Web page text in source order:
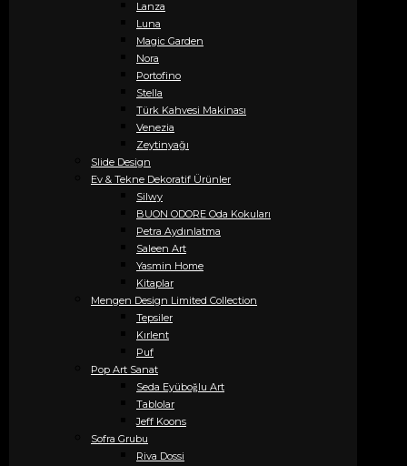
Lanza
Luna
Magic Garden
Nora
Portofino
Stella
Türk Kahvesi Makinası
Venezia
Zeytinyağı
Slide Design
Ev & Tekne Dekoratif Ürünler
Silwy
BUON ODORE Oda Kokuları
Petra Aydınlatma
Saleen Art
Yasmin Home
Kitaplar
Mengen Design Limited Collection
Tepsiler
Kırlent
Puf
Pop Art Sanat
Seda Eyüboğlu Art
Tablolar
Jeff Koons
Sofra Grubu
Riva Dossi